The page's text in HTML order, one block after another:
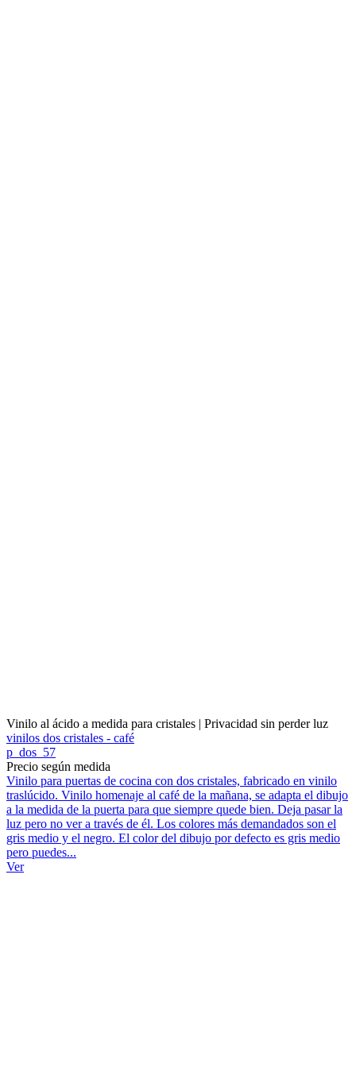
Vinilo al ácido a medida para cristales | Privacidad sin perder luz
vinilos dos cristales - café
p_dos_57
Precio según medida
Vinilo para puertas de cocina con dos cristales, fabricado en vinilo
traslúcido. Vinilo homenaje al café de la mañana, se adapta el dibujo
a la medida de la puerta para que siempre quede bien. Deja pasar la
luz pero no ver a través de él. Los colores más demandados son el
gris medio y el negro. El color del dibujo por defecto es gris medio
pero puedes...
Ver